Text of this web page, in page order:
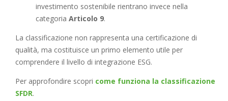
investimento sostenibile rientrano invece nella
categoria Articolo 9.
La classificazione non rappresenta una certificazione di
qualità, ma costituisce un primo elemento utile per
comprendere il livello di integrazione ESG.
Per approfondire scopri come funziona la classificazione
SFDR.